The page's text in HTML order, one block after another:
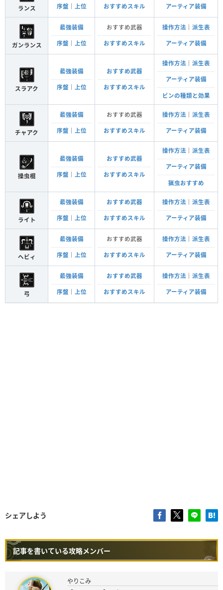
ランス 序盤 上位 おすすめスキル アーティア装備
ガンランス
最強装備
序盤 上位
おすすめ武器
おすすめスキル
操作方法 派生表
アーティア装備
スラアク
最強装備
序盤 上位
おすすめ武器
おすすめスキル
操作方法 派生表
アーティア装備
ビンの種類と効果
チャアク
最強装備
序盤 上位
おすすめ武器
おすすめスキル
操作方法 派生表
アーティア装備
操虫棍
最強装備
序盤 上位
おすすめ武器
おすすめスキル
操作方法 派生表
アーティア装備
猟虫おすすめ
ライト
最強装備
序盤 上位
おすすめ武器
おすすめスキル
操作方法 派生表
アーティア装備
ヘビィ
最強装備
序盤 上位
おすすめ武器
おすすめスキル
操作方法 派生表
アーティア装備
弓
最強装備
序盤 上位
おすすめ武器
おすすめスキル
操作方法 派生表
アーティア装備
シェアしよう
記事を書いている攻略メンバー
やりこみ